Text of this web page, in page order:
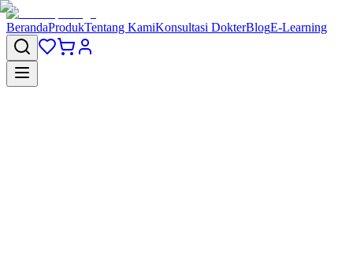
BerandaProdukTentang KamiKonsultasi DokterBlogE-Learning